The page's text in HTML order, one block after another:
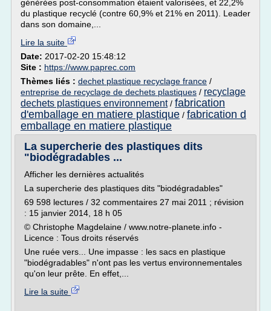
générées post-consommation étaient valorisées, et 22,2%
du plastique recyclé (contre 60,9% et 21% en 2011). Leader
dans son domaine,...
Lire la suite
Date: 2017-02-20 15:48:12
Site : https://www.paprec.com
Thèmes liés : dechet plastique recyclage france /
entreprise de recyclage de dechets plastiques / recyclage
dechets plastiques environnement/ fabrication
d'emballage en matiere plastique / fabrication d
emballage en matiere plastique
La supercherie des plastiques dits
"biodégradables ...
Afficher les dernières actualités
La supercherie des plastiques dits "biodégradables"
69 598 lectures / 32 commentaires 27 mai 2011 ; révision
: 15 janvier 2014, 18 h 05
© Christophe Magdelaine / www.notre-planete.info -
Licence : Tous droits réservés
Une ruée vers... Une impasse : les sacs en plastique
"biodégradables" n'ont pas les vertus environnementales
qu'on leur prête. En effet,...
Lire la suite